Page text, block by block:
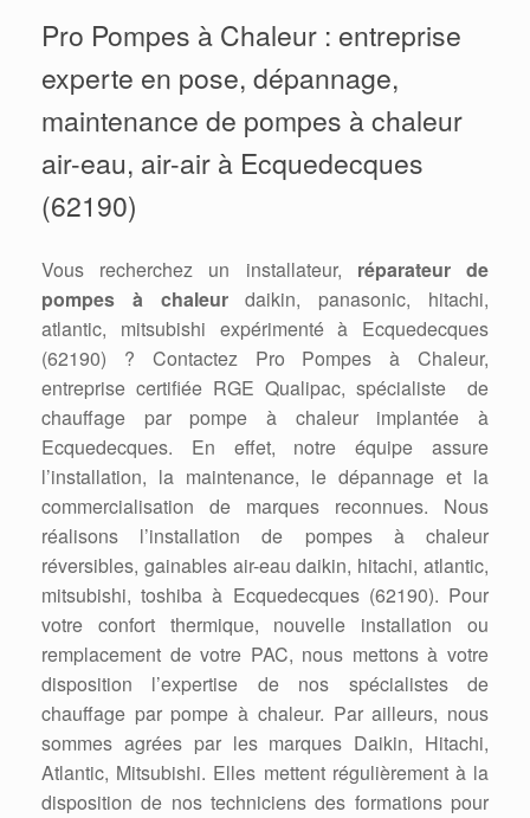
Pro Pompes à Chaleur : entreprise
experte en pose, dépannage,
maintenance de pompes à chaleur
air-eau, air-air à Ecquedecques
(62190)
Vous recherchez un installateur, réparateur de
pompes à chaleurdaikin, panasonic, hitachi,
atlantic, mitsubishi expérimenté à Ecquedecques
(62190) ? Contactez Pro Pompes à Chaleur,
entreprise certifiée RGE Qualipac, spécialiste de
chauffage par pompe à chaleur implantée à
Ecquedecques. En effet, notre équipe assure
l’installation, la maintenance, le dépannage et la
commercialisation de marques reconnues. Nous
réalisons l’installation de pompes à chaleur
réversibles, gainables air-eau daikin, hitachi, atlantic,
mitsubishi, toshiba à Ecquedecques (62190). Pour
votre confort thermique, nouvelle installation ou
remplacement de votre PAC, nous mettons à votre
disposition l’expertise de nos spécialistes de
chauffage par pompe à chaleur. Par ailleurs, nous
sommes agrées par les marques Daikin, Hitachi,
Atlantic, Mitsubishi. Elles mettent régulièrement à la
disposition de nos techniciens des formations pour